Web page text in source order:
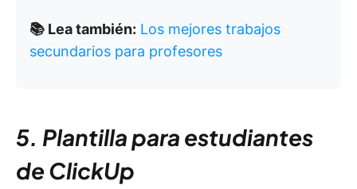
📚 Lea también: Los mejores trabajos
secundarios para profesores
5. Plantilla para estudiantes
de ClickUp